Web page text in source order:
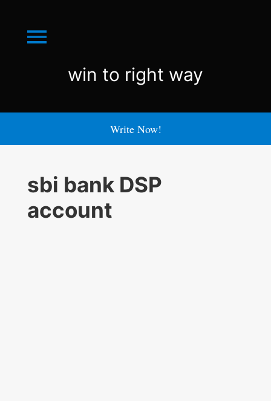
Menu
win
right
win to right way
Write Now!
sbi bank DSP
account